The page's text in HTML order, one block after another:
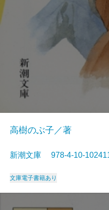
高樹のぶ子／著
新潮文庫 978-4-10-
文庫電子書籍あり